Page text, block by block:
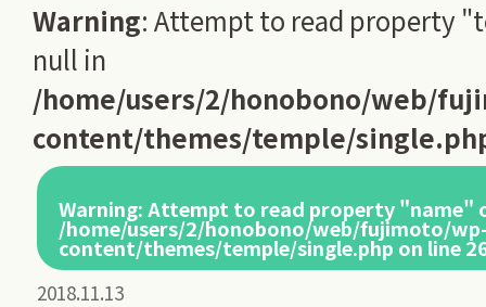
Warning: Attempt to read property
null in
/home/users/2/honobono/web/
content/themes/temple/
Warning: Attempt to read property "name"
/home/users/2/honobono/web/fujimoto/
content/themes/temple/single.php on line
2018.11.13